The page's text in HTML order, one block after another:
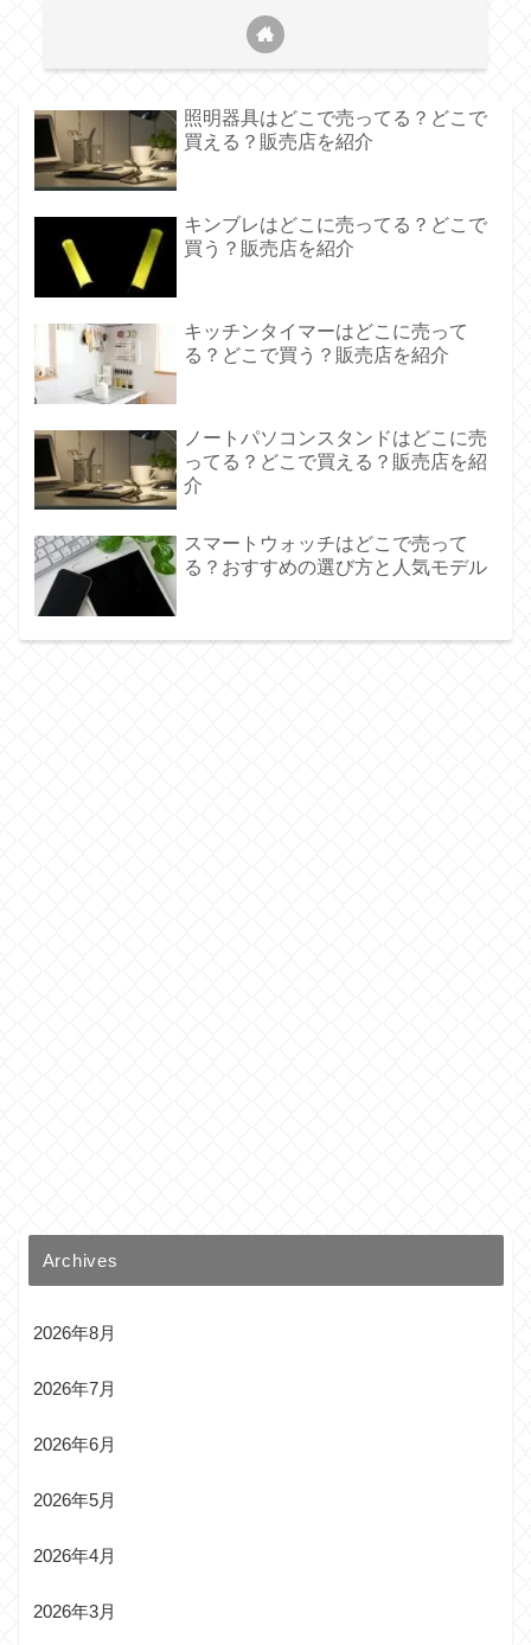
照明器具はどこで売ってる？どこで
買える？販売店を紹介
キンブレはどこに売ってる？どこで
買う？販売店を紹介
キッチンタイマーはどこに売って
る？どこで買う？販売店を紹介
ノートパソコンスタンドはどこに売
ってる？どこで買える？販売店を紹
介
スマートウォッチはどこで売って
る？おすすめの選び方と人気モデル
Archives
2026年8月
2026年7月
2026年6月
2026年5月
2026年4月
2026年3月